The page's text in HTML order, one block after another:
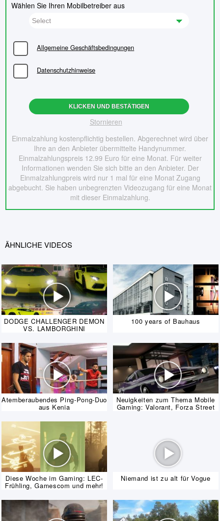
Wählen Sie Ihren Mobilbetreiber aus
Allgemeine Geschäftsbedingungen
Datenschutzhinweise
KLICKEN UND BESTÄTIGEN
Stornieren
Einmalzahlung kostenpflichtig bestellen. Abgerechnet wird über
Ihre an den Anbieter übermittelte Handynummer.
Einmalzahlungspreis 12.99 Euro für eine Monat. Für weiter
Informationen wenden Sie sich bitte an den Anbieter. Der
Einmalzahlungpreis wird nur 1 mal für eine Monat Zugang
abgebucht. Sie haben unbegrenzten Videozugang für eine Monat
mit dieser Einmalzahlung.
ÄHNLICHE VIDEOS
DODGE CHALLENGER DEMON
VS. LAMBORGHINI
100 years of Bauhaus
Atemberaubendes Ping-Pong-Duo
aus Kenia
Neuigkeiten zum Thema Mobile
Gaming: Valorant, Forza Street
Diese Woche im Gaming: LEC-
Frühling, Gamescom und mehr!
Niemand ist zu alt für Vogue